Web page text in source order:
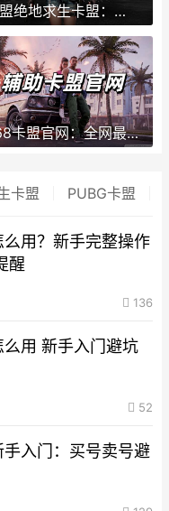
卡盟绝地求生卡盟：玩家游戏卡密交易的专业平台
668卡盟官网：全网最低价承诺与购物无忧体验
卡盟 PUBG卡盟
么用？新手完整操作
醒
136
么用 新手入门避坑
52
手入门：买号卖号避